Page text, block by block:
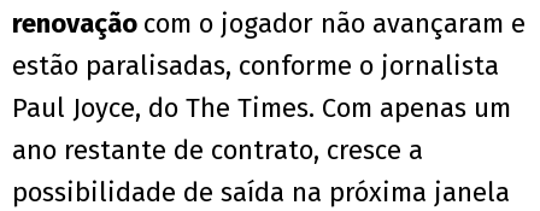
renovação com o jogador não avançaram e
estão paralisadas, conforme o jornalista
Paul Joyce, do The Times. Com apenas um
ano restante de contrato, cresce a
possibilidade de saída na próxima janela